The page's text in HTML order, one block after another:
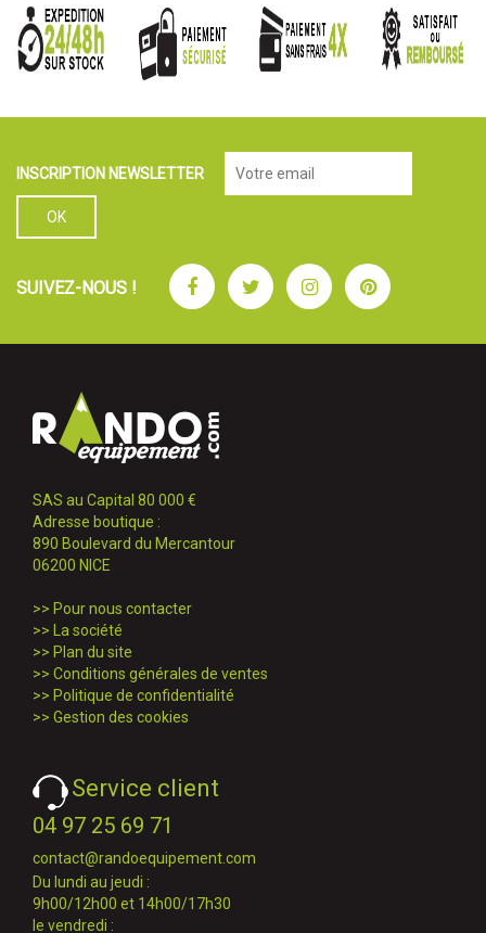
INSCRIPTION NEWSLETTER
SUIVEZ-NOUS ! FacebookTwitterInstagramPinterest
SAS au Capital 80 000 €
Adresse boutique :
890 Boulevard du Mercantour
06200 NICE
>> Pour nous contacter
>>
La société
>> Plan du site
>> Conditions générales de ventes
>> Politique de confidentialité
>> Gestion des cookies
Service client
04 97 25 69 71
contact@randoequipement.com
Du lundi au jeudi :
9h00/12h00 et 14h00/17h30
le vendredi :